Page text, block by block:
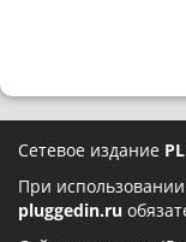
Сетевое издание
При
pluggedin.ru